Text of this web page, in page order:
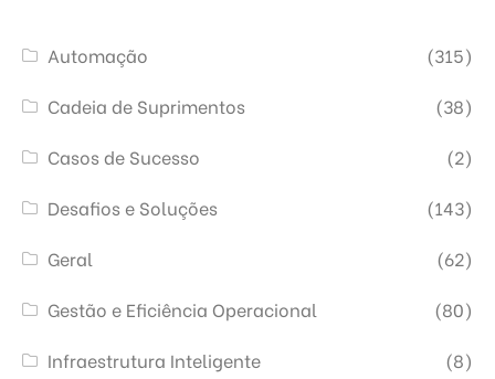
Automação
(315)
Cadeia de Suprimentos
(38)
Casos de Sucesso
(2)
Desafios e Soluções
(143)
Geral
(62)
Gestão e Eficiência Operacional
(80)
Infraestrutura Inteligente
(8)